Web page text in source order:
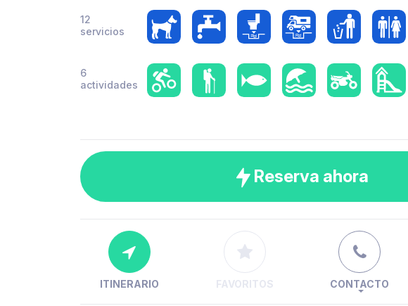
12
servicios
6
actividades
Reserva ahora
ITINERARIO FAVORITOS CONTACTO